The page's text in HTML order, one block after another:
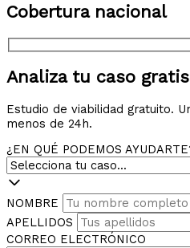
Cobertura nacional
Analiza tu caso gratis
Estudio de viabilidad gratuito.
menos de 24h.
¿EN QUÉ PODEMOS
NOMBRE
APELLIDOS
CORREO ELECTRÓNICO